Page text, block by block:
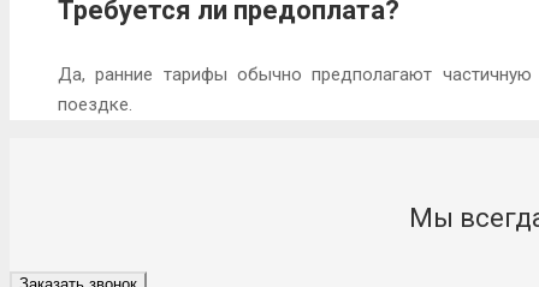
Требуется ли предоплата?
Да, ранние тарифы обычно предполагают
поездке.
Мы